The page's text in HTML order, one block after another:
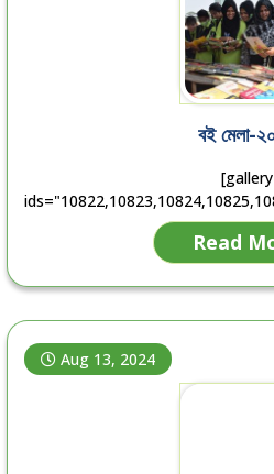
বই মেলা-
[gallery
Read
Aug 13, 2024